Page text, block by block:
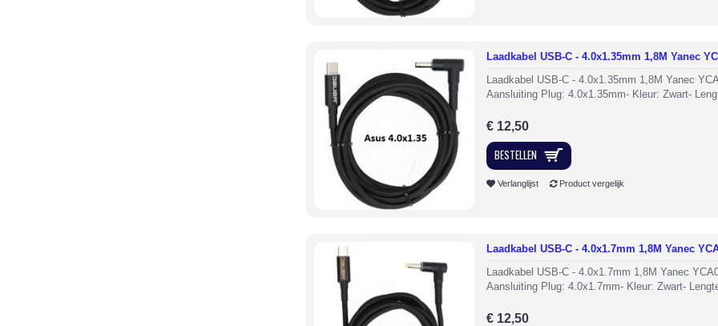
Laadkabel USB-C - 4.0x1.35mm 1,8M Yanec
Laadkabel USB-C - 4.0x1.35mm 1,8M Yanec
Aansluiting Plug: 4.0x1.35mm- Kleur: Zwart-
€ 12,50
BESTELLEN
Verlanglijst Product vergelijk
Laadkabel USB-C - 4.0x1.7mm 1,8M Yanec
Laadkabel USB-C - 4.0x1.7mm 1,8M Yanec
Aansluiting Plug: 4.0x1.7mm- Kleur: Zwart-
€ 12,50